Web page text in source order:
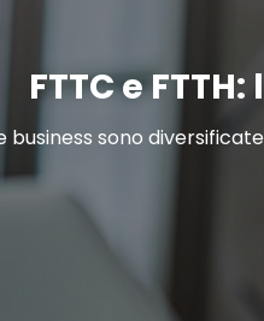
FTTC e
business sono